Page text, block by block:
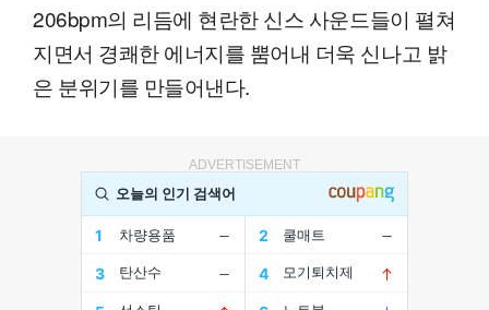
206bpm의 리듬에 현란한 신스 사운드들이 펼쳐
지면서 경쾌한 에너지를 뿜어내 더욱 신나고 밝
은 분위기를 만들어낸다.
ADVERTISEMENT